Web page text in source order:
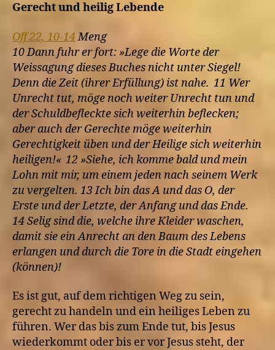
Gerecht und heilig Lebende
Off 22, 10-14Meng
10 Dann fuhr er fort: »Lege die Worte der
Weissagung dieses Buches nicht unter Siegel!
Denn die Zeit (ihrer Erfüllung) ist nahe. 11 Wer
Unrecht tut, möge noch weiter Unrecht tun und
der Schuldbefleckte sich weiterhin beflecken;
aber auch der Gerechte möge weiterhin
Gerechtigkeit üben und der Heilige sich weiterhin
heiligen!« 12 »Siehe, ich komme bald und mein
Lohn mit mir, um einem jeden nach seinem Werk
zu vergelten. 13 Ich bin das A und das O, der
Erste und der Letzte, der Anfang und das Ende.
14 Selig sind die, welche ihre Kleider waschen,
damit sie ein Anrecht an den Baum des Lebens
erlangen und durch die Tore in die Stadt eingehen
(können)!
Es ist gut, auf dem richtigen Weg zu sein,
gerecht zu handeln und ein heiliges Leben zu
führen. Wer das bis zum Ende tut, bis Jesus
wiederkommt oder bis er vor Jesus steht, der